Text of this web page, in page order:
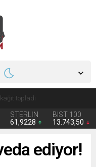
STERLİN
61,9228
BIST 100
13.743,50
ediyor!